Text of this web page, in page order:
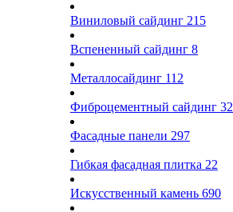
Виниловый сайдинг 215
Вспененный сайдинг 8
Металлосайдинг 112
Фиброцементный сайдинг 32
Фасадные панели 297
Гибкая фасадная плитка 22
Искусственный камень 690